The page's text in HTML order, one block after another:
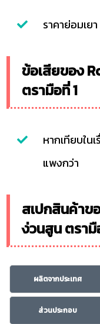
ราคาย่อมเยา
ข้อเสียของ
ตรามือที่ 1
หากเทียบใน
แพงกว่า
สเปกสินค้าข
ง่วนสูน ตรามื
ผลิตจากประเทศ
ส่วนประกอบ